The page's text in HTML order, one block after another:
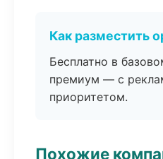
Как разместить
Бесплатно в
премиум — с
приоритетом.
Похожие